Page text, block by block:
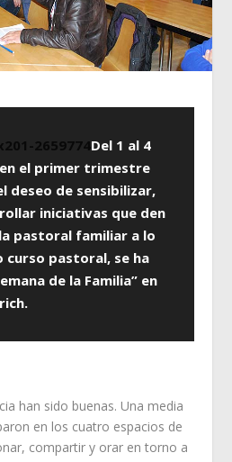
Del 1 al 4
el primer trimestre
deseo de sensibilizar,
iniciativas que den
pastoral familiar a lo
curso pastoral, se ha
de la Familia” en
han sido buenas. Una media
en los cuatro espacios de
compartir y orar en torno a